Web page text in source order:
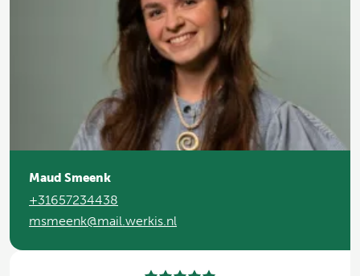
Maud Smeenk
+31657234438
msmeenk@mail.werkis.nl